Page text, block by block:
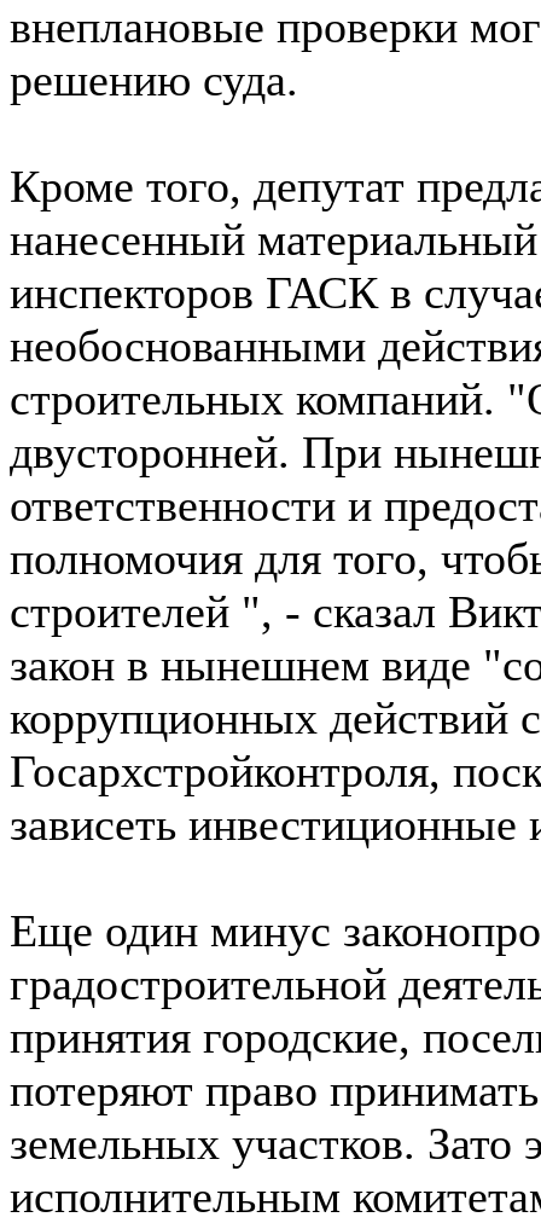
внеплановые проверки
решению суда.
Кроме того, депутат
нанесенный
инспекторов ГАСК в
необоснованными
строительных компаний.
двусторонней. При
ответственности и
полномочия для того,
строителей ", - сказал
закон в нынешнем виде
коррупционных действий
Госархстройконтроля,
зависеть
Еще один минус
градостроительной
принятия городские,
потеряют право
земельных участков.
исполнительным